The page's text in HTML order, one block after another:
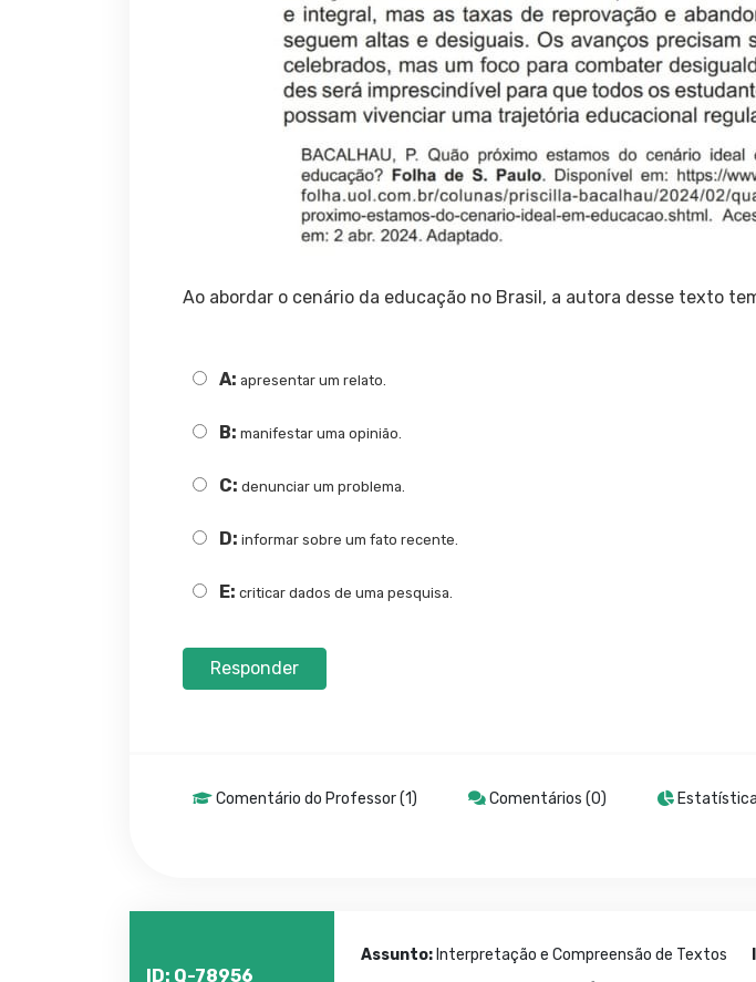
Ao abordar o cenário da educação no Brasil, a autora desse texto
A: apresentar um relato.
B: manifestar uma opinião.
C: denunciar um problema.
D: informar sobre um fato recente.
E: criticar dados de uma pesquisa.
Responder
Comentário do Professor (1) Comentários (0)
ID: Q-78956
Assunto: Interpretação e Compreensão de Textos